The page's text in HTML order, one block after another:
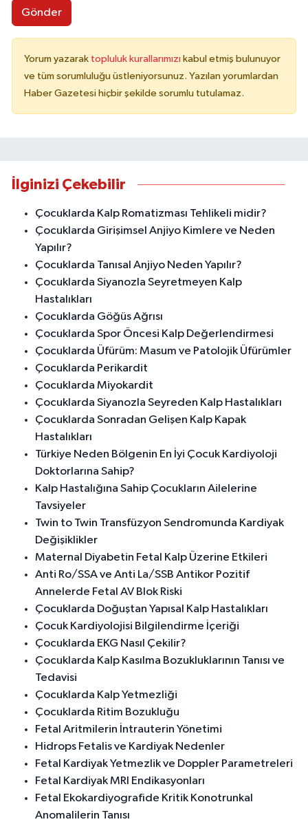
Gönder
Yorum yazarak topluluk kurallarımızı kabul etmiş bulunuyor
ve tüm sorumluluğu üstleniyorsunuz. Yazılan yorumlardan
Haber Gazetesi hiçbir şekilde sorumlu tutulamaz.
İlginizi Çekebilir
Çocuklarda Kalp Romatizması Tehlikeli midir?
Çocuklarda Girişimsel Anjiyo Kimlere ve Neden
Yapılır?
Çocuklarda Tanısal Anjiyo Neden Yapılır?
Çocuklarda Siyanozla Seyretmeyen Kalp
Hastalıkları
Çocuklarda Göğüs Ağrısı
Çocuklarda Spor Öncesi Kalp Değerlendirmesi
Çocuklarda Üfürüm: Masum ve Patolojik Üfürümler
Çocuklarda Perikardit
Çocuklarda Miyokardit
Çocuklarda Siyanozla Seyreden Kalp Hastalıkları
Çocuklarda Sonradan Gelişen Kalp Kapak
Hastalıkları
Türkiye Neden Bölgenin En İyi Çocuk Kardiyoloji
Doktorlarına Sahip?
Kalp Hastalığına Sahip Çocukların Ailelerine
Tavsiyeler
Twin to Twin Transfüzyon Sendromunda Kardiyak
Değişiklikler
Maternal Diyabetin Fetal Kalp Üzerine Etkileri
Anti Ro/SSA ve Anti La/SSB Antikor Pozitif
Annelerde Fetal AV Blok Riski
Çocuklarda Doğuştan Yapısal Kalp Hastalıkları
Çocuk Kardiyolojisi Bilgilendirme İçeriği
Çocuklarda EKG Nasıl Çekilir?
Çocuklarda Kalp Kasılma Bozukluklarının Tanısı ve
Tedavisi
Çocuklarda Kalp Yetmezliği
Çocuklarda Ritim Bozukluğu
Fetal Aritmilerin İntrauterin Yönetimi
Hidrops Fetalis ve Kardiyak Nedenler
Fetal Kardiyak Yetmezlik ve Doppler Parametreleri
Fetal Kardiyak MRI Endikasyonları
Fetal Ekokardiyografide Kritik Konotrunkal
Anomalilerin Tanısı